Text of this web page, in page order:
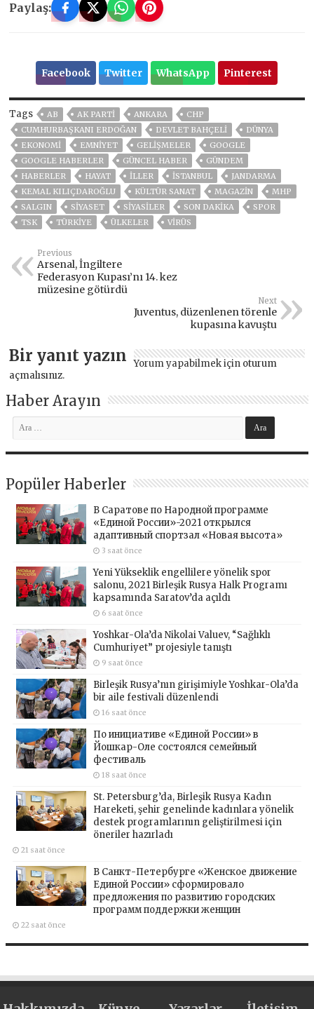
Paylaş:
Facebook Twitter WhatsApp Pinterest
Tags AB AK PARTİ ANKARA
CHP
CUMHURBAŞKANI ERDOĞAN
DEVLET BAHÇELİ
DÜNYA
EKONOMİ
EMNİYET GELIŞMELER
GOOGLE
GOOGLE HABERLER
GÜNCEL HABER
GÜNDEM
HABERLER
HAYAT İLLER ISTANBUL
JANDARMA
KEMAL KILIÇDAROĞLU
KÜLTÜR SANAT MAGAZİN
MHP
SALGIN
SİYASET SİYASİLER SON DAKIKA
SPOR
TSK
TÜRKİYE ÜLKELER VIRÜS
Previous
Arsenal, İngiltere
Federasyon Kupası’nı 14. kez
müzesine götürdü
Next
Juventus, düzenlenen törenle
kupasına kavuştu
Bir yanıt yazın Yorum yapabilmek için oturum
açmalısınız.
Haber Arayın
Popüler Haberler
В Саратове по Народной программе
«Единой России»-2021 открылся
адаптивный спортзал «Новая высота»
3 saat önce
Yeni Yükseklik engellilere yönelik spor
salonu, 2021 Birleşik Rusya Halk Programı
kapsamında Saratov’da açıldı
6 saat önce
Yoshkar-Ola’da Nikolai Valuev, “Sağlıklı
Cumhuriyet” projesiyle tanıştı
9 saat önce
Birleşik Rusya’nın girişimiyle Yoshkar-Ola’da
bir aile festivali düzenlendi
16 saat önce
По инициативе «Единой России» в
Йошкар-Оле состоялся семейный
фестиваль
18 saat önce
St. Petersburg’da, Birleşik Rusya Kadın
Hareketi, şehir genelinde kadınlara yönelik
destek programlarının geliştirilmesi için
öneriler hazırladı
21 saat önce
В Санкт-Петербурге «Женское движение
Единой России» сформировало
предложения по развитию городских
программ поддержки женщин
22 saat önce